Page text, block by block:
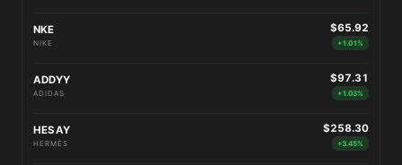
NKE
NIKE
$65.92
+1.01%
ADDYY
ADIDAS
$97.31
+1.03%
HESAY
HERMÈS
$258.30
+3.45%